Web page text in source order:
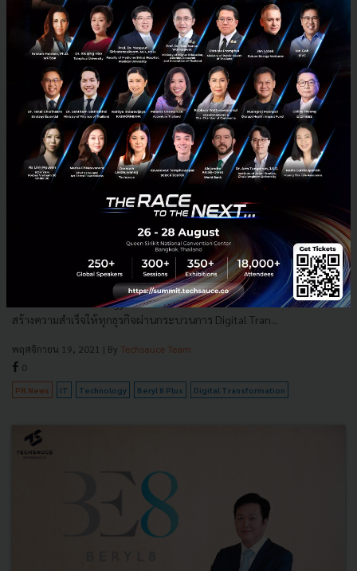
Beryl 8 Plus รับทีมงานสาย IT / Digital Technology
รองรับการเติบโตสู่ผู้นำด้าน Digital Transformation แบบ
ครบวงจรแห่งอาเซียน
Beryl 8 Plus เปิดรับบุคลากรร่วมทีมที่มีประสบการณ์และความสนใจใน
ด้าน IT และ Technology เป็นจำนวนมาก เพื่อมาร่วมเป็นส่วนหนึ่งในการ
สร้างความสำเร็จให้ทุกธุรกิจผ่านกระบวนการ Digital Tran...
พฤศจิกายน 19, 2021 | By Techsauce Team
0
PR News IT Technology Beryl 8 Plus Digital Transformation